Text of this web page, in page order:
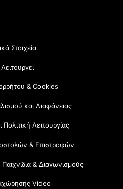
Στοιχεία
& Cookies
και Διαφάνειας
Λειτουργίας
& Επιστροφών
& Διαγωνισμούς
Video